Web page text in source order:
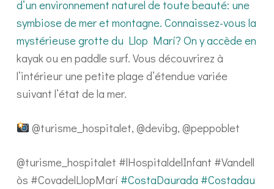
d’un environnement naturel de toute beauté: une
symbiose de mer et montagne. Connaissez-vous la
mystérieuse grotte du Llop Marí? On y accède en
kayak ou en paddle surf. Vous découvrirez à
l’intérieur une petite plage d’étendue variée
suivant l’état de la mer.
@turisme_hospitalet, @devibg, @peppoblet
@turisme_hospitalet #lHospitaldelInfant #Vandell
òs #CovadelLlopMarí #CostaDaurada #Costadau